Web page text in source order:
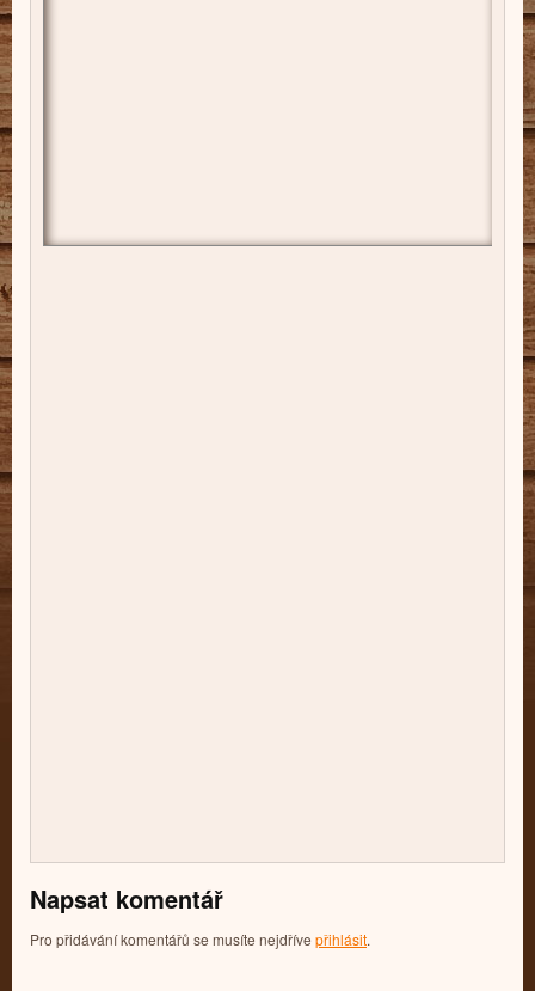
Napsat komentář
Pro přidávání komentářů se musíte nejdříve přihlásit.